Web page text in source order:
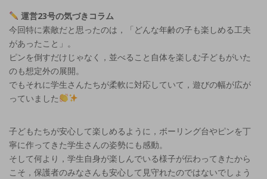
運営23号の気づきコラム
今回特に素敵だと思ったのは，「どんな年齢の子も楽しめる工夫
があったこと」。
ピンを倒すだけじゃなく，並べること自体を楽しむ子どもがいた
のも想定外の展開。
でもそれに学生さんたちが柔軟に対応していて，遊びの幅が広が
っていました
子どもたちが安心して楽しめるように，ボーリング台やピンを丁
寧に作ってきた学生さんの姿勢にも感動。
そして何より，学生自身が楽しんでいる様子が伝わってきたから
こそ，保護者のみなさんも安心して見守れたのではないでしょう